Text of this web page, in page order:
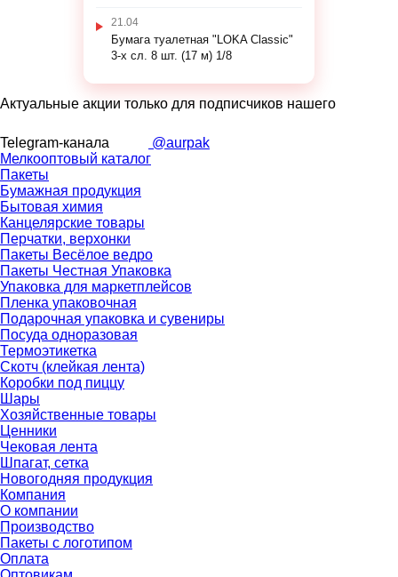
21.04
Бумага туалетная "LOKA Classic"
3-х сл. 8 шт. (17 м) 1/8
Актуальные акции только для подписчиков нашего
Telegram-канала
@aurpak
Мелкооптовый каталог
Пакеты
Бумажная продукция
Бытовая химия
Канцелярские товары
Перчатки, верхонки
Пакеты Весёлое ведро
Пакеты Честная Упаковка
Упаковка для маркетплейсов
Пленка упаковочная
Подарочная упаковка и сувениры
Посуда одноразовая
Термоэтикетка
Скотч (клейкая лента)
Коробки под пиццу
Шары
Хозяйственные товары
Ценники
Чековая лента
Шпагат, сетка
Новогодняя продукция
Компания
О компании
Производство
Пакеты с логотипом
Оплата